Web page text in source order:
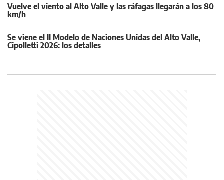
Vuelve el viento al Alto Valle y las ráfagas llegarán a los 80
km/h
Se viene el II Modelo de Naciones Unidas del Alto Valle,
Cipolletti 2026: los detalles